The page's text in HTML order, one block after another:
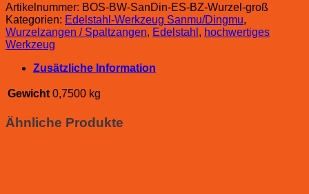
Artikelnummer: BOS-BW-SanDin-ES-BZ-Wurzel-groß
Kategorien: Edelstahl-Werkzeug Sanmu/Dingmu,
Wurzelzangen / Spaltzangen, Edelstahl , hochwertiges
Werkzeug
Zusätzliche Information
Gewicht 0,7500 kg
Ähnliche Produkte